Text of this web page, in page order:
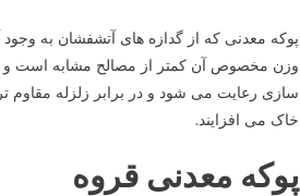
پوکه معدنی که از گدازه‌ های آتشفشان به
وزن مخصوص آن کمتر از مصالح مشابه است و
سازی رعایت می شود و در برابر زلزله مقاوم
خاک می ‌افزایند.
پوکه معدنی قروه